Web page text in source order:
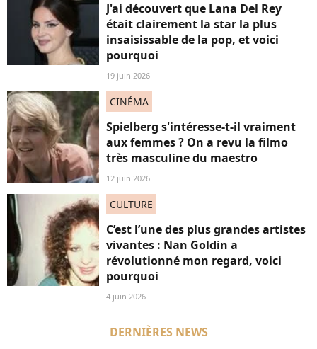
J'ai découvert que Lana Del Rey
était clairement la star la plus
insaisissable de la pop, et voici
pourquoi
19 juin 2026
CINÉMA
Spielberg s'intéresse-t-il vraiment
aux femmes ? On a revu la filmo
très masculine du maestro
12 juin 2026
CULTURE
C’est l’une des plus grandes artistes
vivantes : Nan Goldin a
révolutionné mon regard, voici
pourquoi
4 juin 2026
DERNIÈRES NEWS